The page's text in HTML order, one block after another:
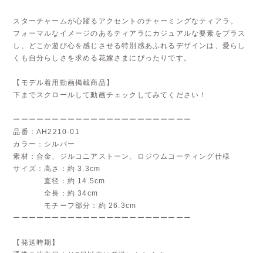
スターチャームが心躍るアクセントのチャーミングなティアラ。
フォーマルなイメージのあるティアラにカジュアルな要素をプラス
し、どこか遊び心を感じさせる特別感あふれるデザインは、愛らし
くも自分らしさを求める花嫁さまにぴったりです。
【モデル着用動画掲載商品】
下までスクロールして動画チェックしてみてください！
ーーーーーーーーーーーーーーーーーーーーーーー
品番：AH2210-01
カラー：シルバー
素材：合金、ジルコニアストーン、ロジウムコーティング仕様
サイズ：高さ：約 3.3cm
直径：約 14.5cm
全長：約 34cm
モチーフ部分：約 26.3cm
ーーーーーーーーーーーーーーーーーーーーーーー
【発送時期】